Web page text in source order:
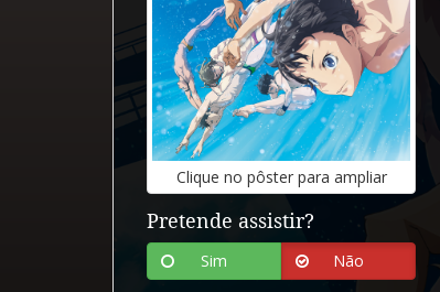
Clique no pôster para ampliar
Pretende assistir?
Sim Não